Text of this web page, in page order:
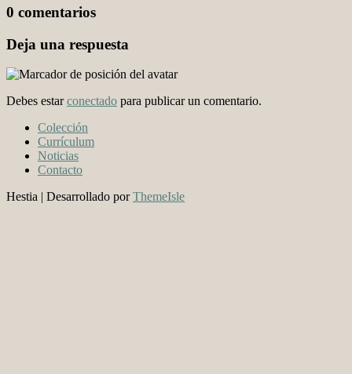
0 comentarios
Deja una respuesta
Debes estarconectado para publicar un comentario.
Colección
Currículum
Noticias
Contacto
Hestia | Desarrollado porThemeIsle